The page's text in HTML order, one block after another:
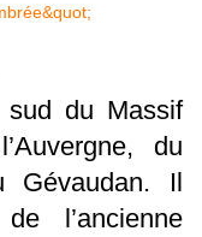
du Massif
du
Gévaudan. Il
l’ancienne